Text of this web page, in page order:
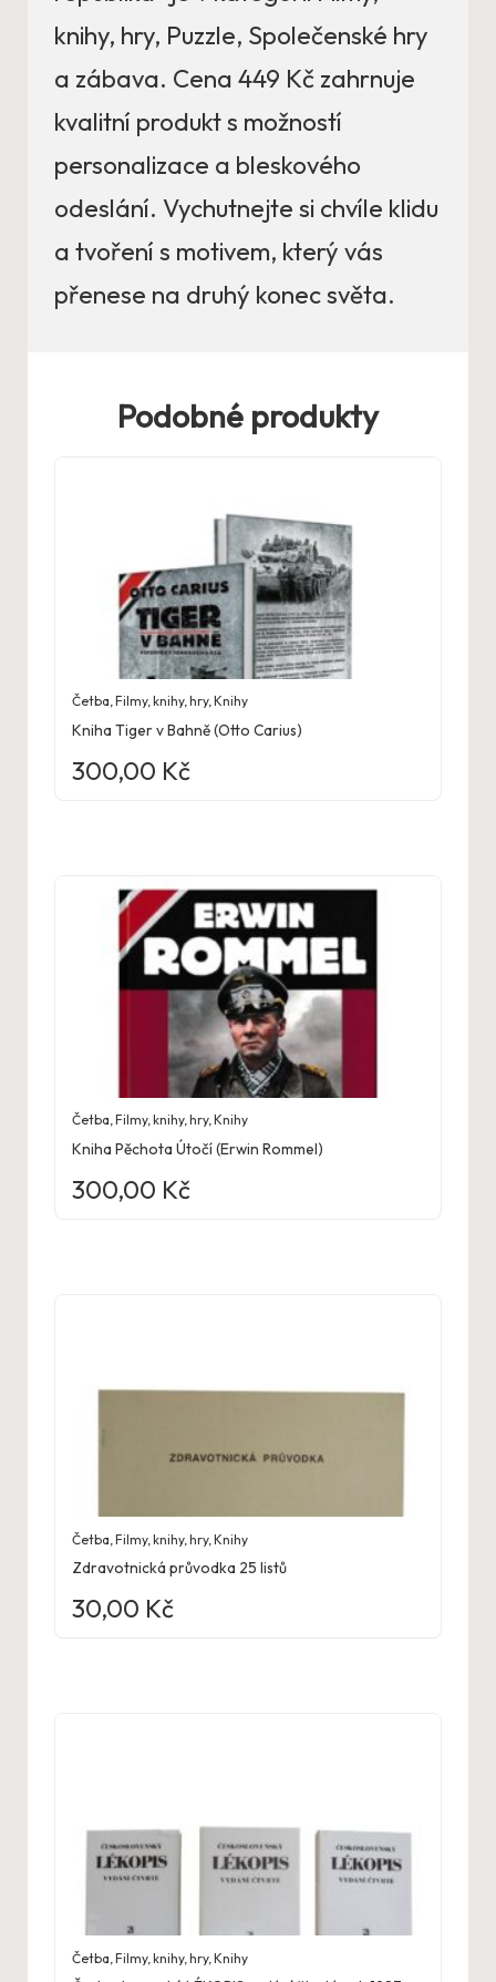
knihy, hry, Puzzle, Společenské hry
a zábava. Cena 449 Kč zahrnuje
kvalitní produkt s možností
personalizace a bleskového
odeslání. Vychutnejte si chvíle klidu
a tvoření s motivem, který vás
přenese na druhý konec světa.
Podobné produkty
Četba,Filmy, knihy, hry,Knihy
Kniha Tiger v Bahně (Otto Carius)
300,00 Kč
Četba,Filmy, knihy, hry,Knihy
Kniha Pěchota Útočí (Erwin Rommel)
300,00 Kč
Četba ,Filmy, knihy, hry,Knihy
Zdravotnická průvodka 25 listů
30,00 Kč
Četba ,Filmy, knihy, hry,Knihy